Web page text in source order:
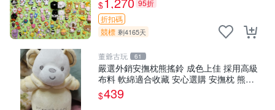
$
95折
折扣碼
競標 剩4165天
董爺古玩 61
嚴選外銷安撫枕熊搖鈴 成色上佳 採用高級
布料 軟綿適合收藏 安心選購 安撫枕 熊玩
具 搖鈴
$439